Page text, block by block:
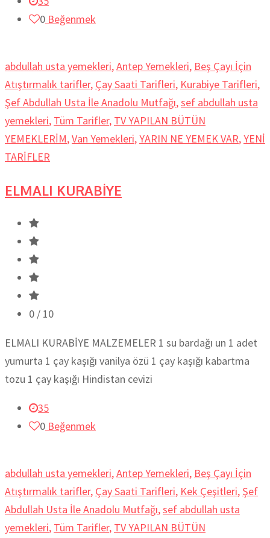
0 Beğenmek
abdullah usta yemekleri,Antep Yemekleri, Beş Çayı İçin
Atıştırmalık tarifler, Çay Saati Tarifleri, Kurabiye Tarifleri,
Şef Abdullah Usta İle Anadolu Mutfağı,sef abdullah usta
yemekleri, Tüm Tarifler, TV YAPILAN BÜTÜN
YEMEKLERİM,Van Yemekleri,YARIN NE YEMEK VAR,YENİ
TARİFLER
ELMALI KURABİYE
0 / 10
ELMALI KURABİYE MALZEMELER 1 su bardağı un 1 adet
yumurta 1 çay kaşığı vanilya özü 1 çay kaşığı kabartma
tozu 1 çay kaşığı Hindistan cevizi
35
0 Beğenmek
abdullah usta yemekleri,Antep Yemekleri, Beş Çayı İçin
Atıştırmalık tarifler, Çay Saati Tarifleri, Kek Çeşitleri, Şef
Abdullah Usta İle Anadolu Mutfağı,sef abdullah usta
yemekleri, Tüm Tarifler, TV YAPILAN BÜTÜN